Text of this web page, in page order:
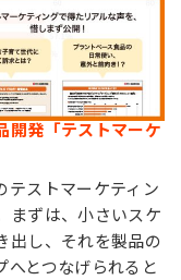
開発「テストマーケ
ストマーケティン
まずは、小さいスケ
出し、それを製品の
へとつなげられると